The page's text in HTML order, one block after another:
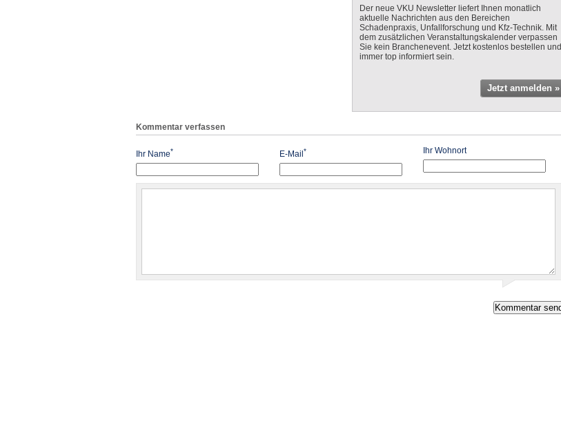
Der neue VKU Newsletter liefert Ihnen monatlich
aktuelle Nachrichten aus den Bereichen
Schadenpraxis, Unfallforschung und Kfz-Technik. Mit
dem zusätzlichen Veranstaltungskalender verpassen
Sie kein Branchenevent. Jetzt kostenlos bestellen und
immer top informiert sein.
Jetzt anmelden »
Kommentar verfassen
Ihr Name* E-Mail * Ihr Wohnort